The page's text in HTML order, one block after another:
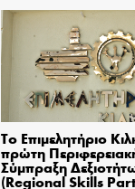
Το Επιμελητήριο
πρώτη
Σύμπραξη
(Regional Skills